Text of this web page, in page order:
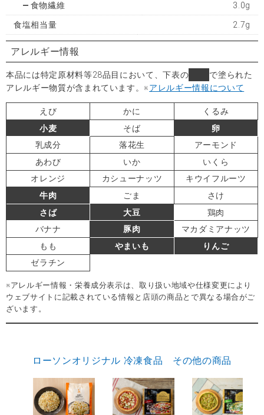
食物繊維 3.0g
食塩相当量 2.7g
アレルギー情報
本品には特定原材料等28品目において、下表の
で塗られた
アレルギー物質が含まれています。※アレルギー情報について
えび かに
くるみ
小麦
そば
卵
乳成分
落花生
アーモンド
あわび
いか
いくら
オレンジ
カシューナッツ
キウイフルーツ
牛肉
ごま
さけ
さば
大豆
鶏肉
バナナ
豚肉
マカダミアナッツ
もも
やまいも
りんご
ゼラチン
※アレルギー情報・栄養成分表示は、取り扱い地域や仕様変更により
ウェブサイトに記載されている情報と店頭の商品とで異なる場合がご
ざいます。
ローソンオリジナル 冷凍食品 その他の商品